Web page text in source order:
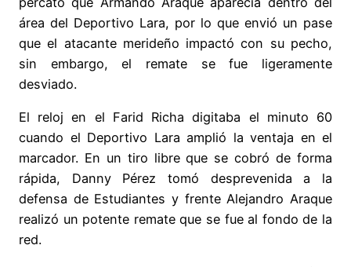
área del Deportivo Lara, por lo que envió un pase
que el atacante merideño impactó con su pecho,
sin embargo, el remate se fue ligeramente
desviado.
El reloj en el Farid Richa digitaba el minuto 60
cuando el Deportivo Lara amplió la ventaja en el
marcador. En un tiro libre que se cobró de forma
rápida, Danny Pérez tomó desprevenida a la
defensa de Estudiantes y frente Alejandro Araque
realizó un potente remate que se fue al fondo de la
red.